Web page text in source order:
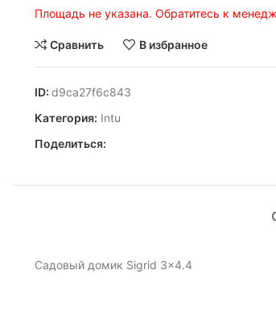
Площадь не указана. Обратитесь к
Сравнить В избранное
ID: d9ca27f6c843
Категория: Intu
Поделиться:
Садовый домик Sigrid 3×4.4